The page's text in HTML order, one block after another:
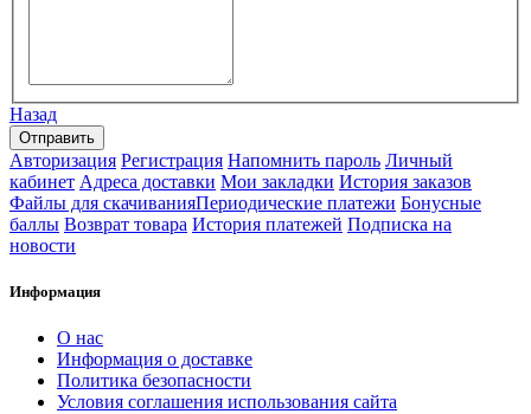
Назад
Авторизация Регистрация Напомнить пароль Личный
кабинет Адреса доставки Мои закладки История заказов
Файлы для скачиванияПериодические платежи Бонусные
баллы Возврат товара История платежей Подписка на
новости
Информация
О нас
Информация о доставке
Политика безопасности
Условия соглашения использования сайта